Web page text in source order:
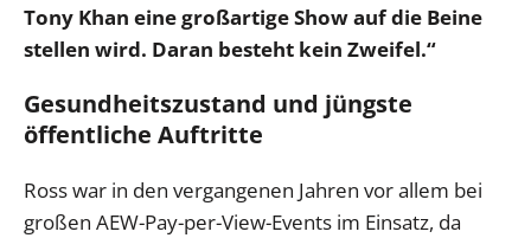
Tony Khan eine großartige Show auf die Beine
stellen wird. Daran besteht kein Zweifel.“
Gesundheitszustand und jüngste
öffentliche Auftritte
Ross war in den vergangenen Jahren vor allem bei
großen AEW-Pay-per-View-Events im Einsatz, da